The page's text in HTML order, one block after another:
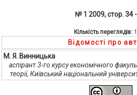
№ 1 2009, стор. 34
Кількість переглядів:
Відомості про
М. Я. Винницька
аспірант 3-го курсу економічного
теорії, Київський національний